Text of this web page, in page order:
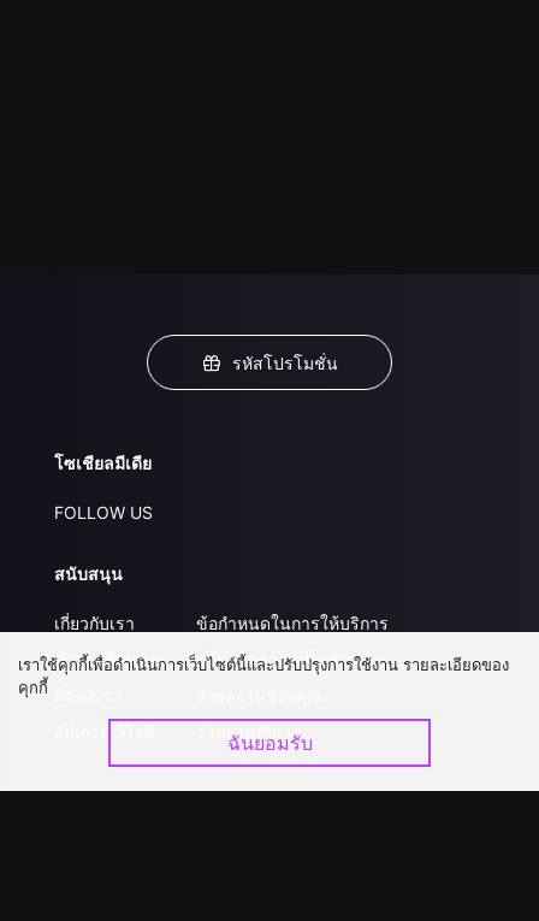
รหัสโปรโมชั่น
โซเชียลมีเดีย
FOLLOW US
สนับสนุน
เกี่ยวกับเรา
คำถามที่พบบ่อย
ข้อกำหนดในการให้บริการ
นโยบายความเป็นส่วนตัว
ร่วมงานกับเรา
เราใช้คุกกี้เพื่อดำเนินการเว็บไซต์นี้และปรับปรุงการใช้งาน รายละเอียดของ
คุกกี้
ฉันยอมรับ